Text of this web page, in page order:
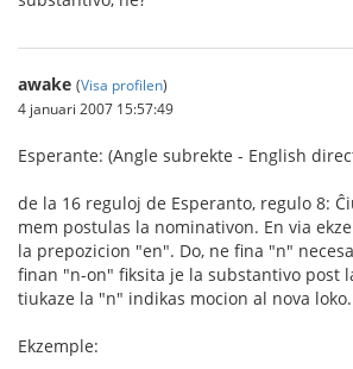
awake (Visa profilen)
4 januari 2007 15:57:49
Esperante: (Angle subrekte - English
de la 16 reguloj de Esperanto, regulo 8:
mem postulas la nominativon. En via
la prepozicion "en". Do, ne fina "n"
finan "n-on" fiksita je la substantivo post
tiukaze la "n" indikas mocion al nova loko.
Ekzemple: